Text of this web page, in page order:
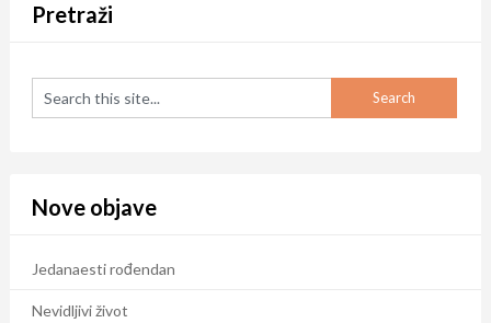
Pretraži
Nove objave
Jedanaesti rođendan
Nevidljivi život